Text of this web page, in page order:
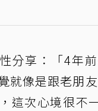
分享：「4年
就像是跟老朋
這次心境很不